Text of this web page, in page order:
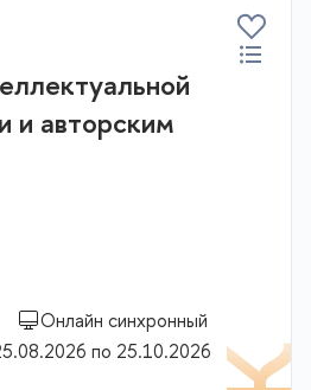
и авторским
Онлайн синхронный
по 25.10.2026